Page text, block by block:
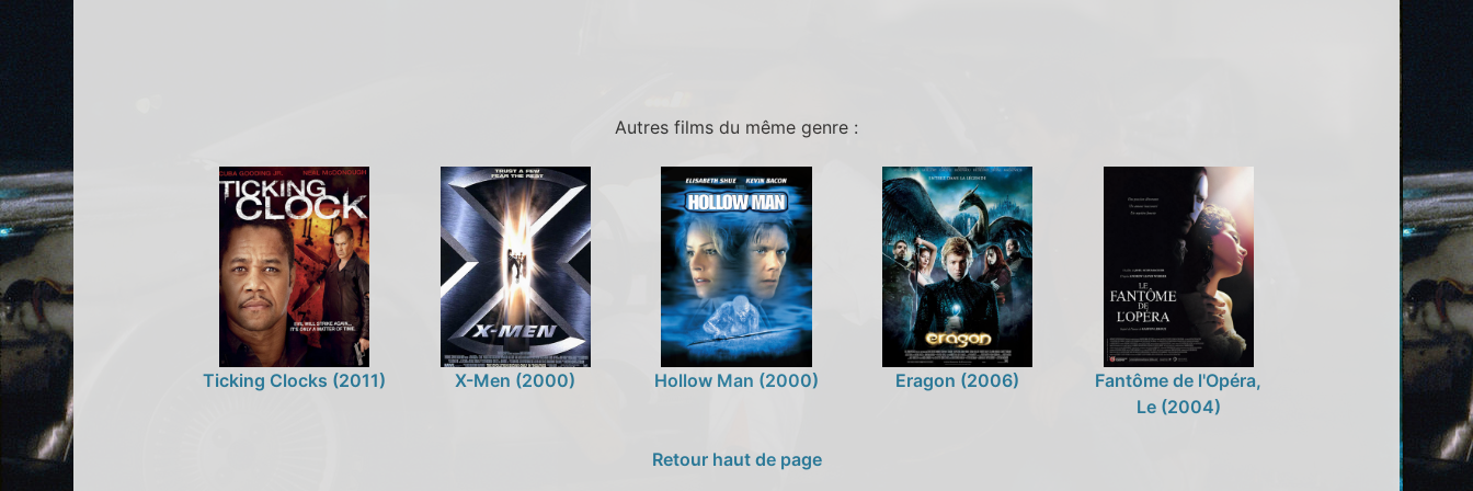
Autres films du même genre :
Ticking Clocks (2011) X-Men (2000) Hollow Man (2000) Eragon (2006)
Fantôme de l'Opéra,
Le (2004)
Retour haut de page